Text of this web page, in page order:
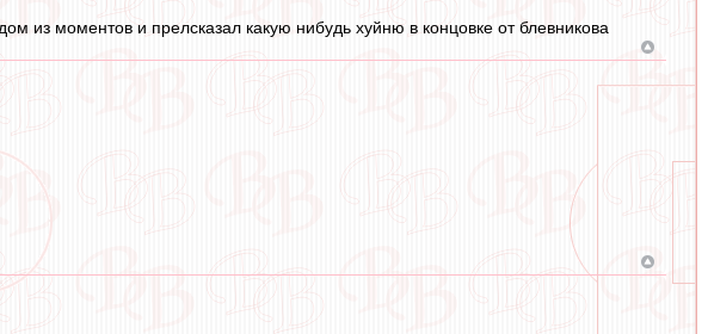
из моментов и прелсказал какую нибудь хуйню в концовке от блевникова